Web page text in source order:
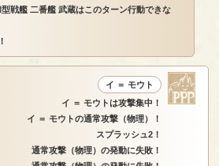
戦艦 二番艦 武蔵はこのターン行動できな
イ ＝ モウト
イ ＝ モウトは攻撃集中！
イ ＝ モウトの通常攻撃（物理）！
スプラッシュ2！
通常攻撃（物理）の発動に失敗！